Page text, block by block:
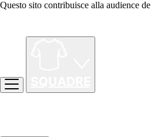
Questo sito contribuisce alla audience de